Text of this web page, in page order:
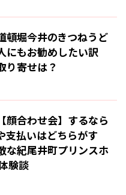
頓堀今井のきつねうど
にもお勧めしたい訳
り寄せは？
顔合わせ会】するなら
支払いはどちらがす
な紀尾井町プリンスホ
験談